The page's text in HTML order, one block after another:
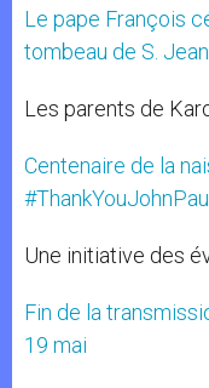
Le pape François
tombeau de S.
Les parents de
Centenaire de la
Une initiative des
Fin de la
19 mai